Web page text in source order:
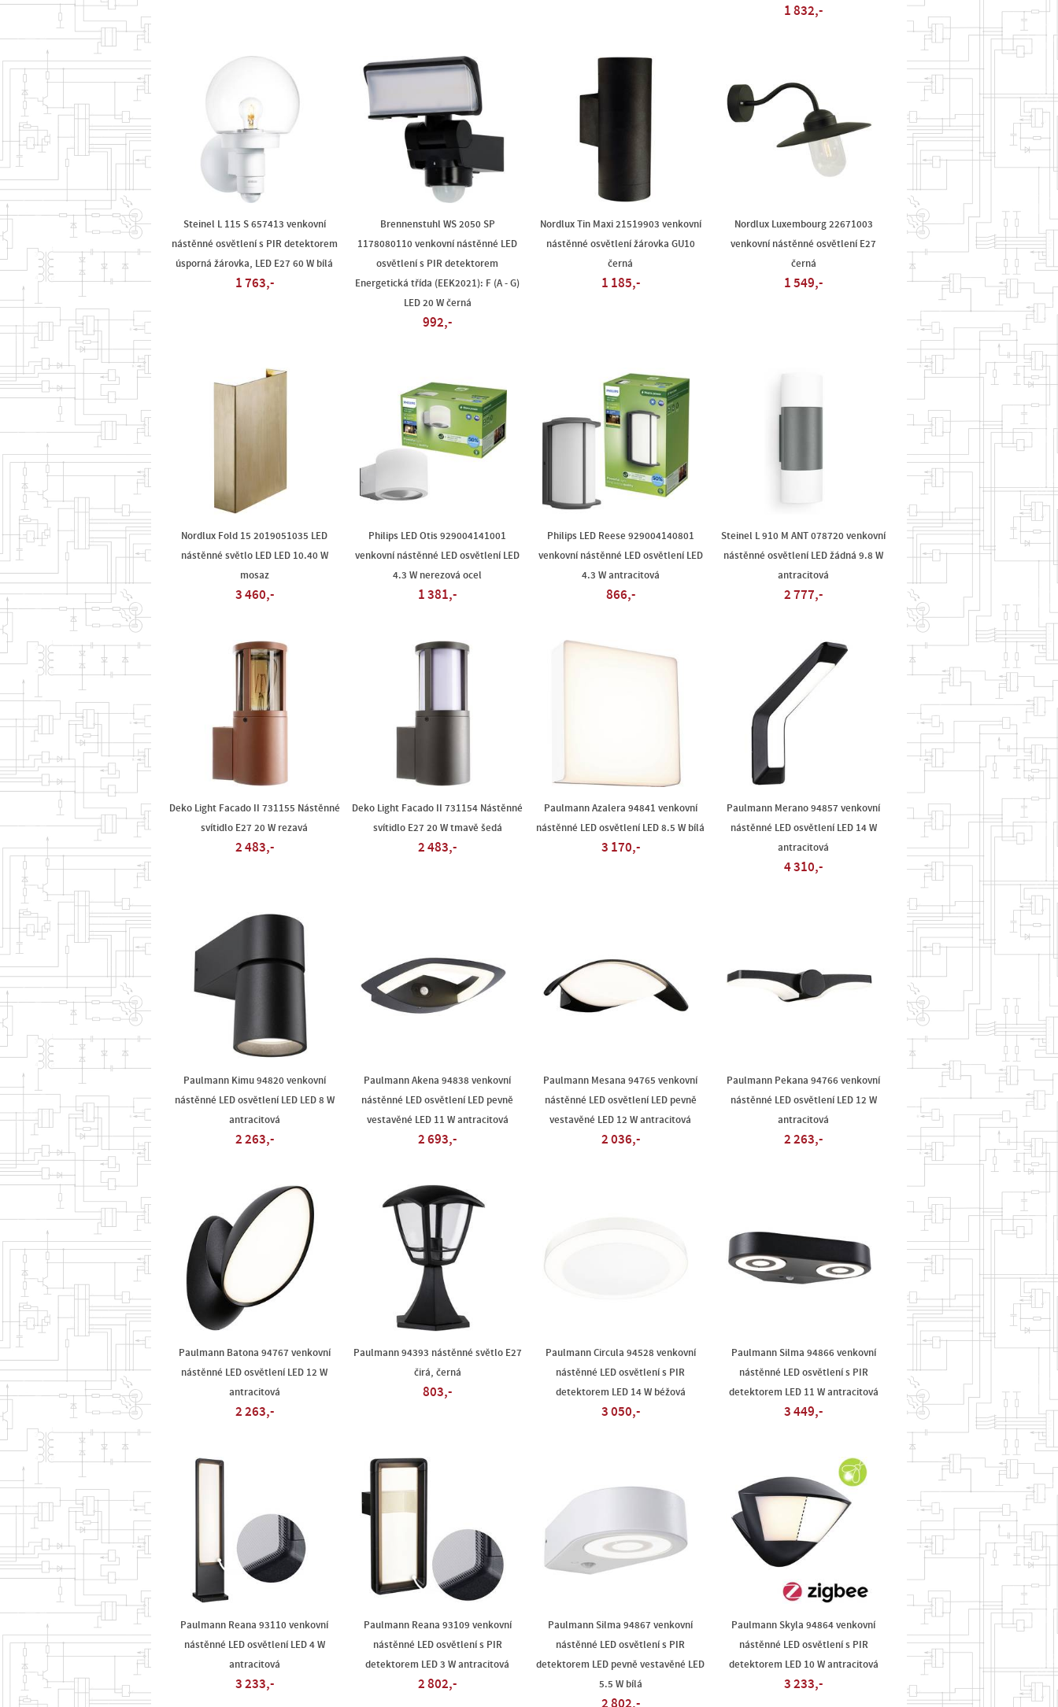
1 832,-
Steinel L 115 S 657413 venkovní
nástěnné osvětlení s PIR detektorem
úsporná žárovka, LED E27 60 W bílá
1 763,-
Brennenstuhl WS 2050 SP
1178080110 venkovní nástěnné LED
osvětlení s PIR detektorem
Energetická třída (EEK2021): F (A - G)
LED 20 W černá
992,-
Nordlux Tin Maxi 21519903 venkovní
nástěnné osvětlení žárovka GU10
černá
1 185,-
Nordlux Luxembourg 22671003
venkovní nástěnné osvětlení E27
černá
1 549,-
Nordlux Fold 15 2019051035 LED
nástěnné světlo LED LED 10.40 W
mosaz
3 460,-
Philips LED Otis 929004141001
venkovní nástěnné LED osvětlení LED
4.3 W nerezová ocel
1 381,-
Philips LED Reese 929004140801
venkovní nástěnné LED osvětlení LED
4.3 W antracitová
866,-
Steinel L 910 M ANT 078720 venkovní
nástěnné osvětlení LED žádná 9.8 W
antracitová
2 777,-
Deko Light Facado II 731155 Nástěnné
svítidlo E27 20 W rezavá
2 483,-
Deko Light Facado II 731154 Nástěnné
svítidlo E27 20 W tmavě šedá
2 483,-
Paulmann Azalera 94841 venkovní
nástěnné LED osvětlení LED 8.5 W bílá
3 170,-
Paulmann Merano 94857 venkovní
nástěnné LED osvětlení LED 14 W
antracitová
4 310,-
Paulmann Kimu 94820 venkovní
nástěnné LED osvětlení LED LED 8 W
antracitová
2 263,-
Paulmann Akena 94838 venkovní
nástěnné LED osvětlení LED pevně
vestavěné LED 11 W antracitová
2 693,-
Paulmann Mesana 94765 venkovní
nástěnné LED osvětlení LED pevně
vestavěné LED 12 W antracitová
2 036,-
Paulmann Pekana 94766 venkovní
nástěnné LED osvětlení LED 12 W
antracitová
2 263,-
Paulmann Batona 94767 venkovní
nástěnné LED osvětlení LED 12 W
antracitová
2 263,-
Paulmann 94393 nástěnné světlo E27
čirá, černá
803,-
Paulmann Circula 94528 venkovní
nástěnné LED osvětlení s PIR
detektorem LED 14 W béžová
3 050,-
Paulmann Silma 94866 venkovní
nástěnné LED osvětlení s PIR
detektorem LED 11 W antracitová
3 449,-
Paulmann Reana 93110 venkovní
nástěnné LED osvětlení LED 4 W
antracitová
3 233,-
Paulmann Reana 93109 venkovní
nástěnné LED osvětlení s PIR
detektorem LED 3 W antracitová
2 802,-
Paulmann Silma 94867 venkovní
nástěnné LED osvětlení s PIR
detektorem LED pevně vestavěné LED
5.5 W bílá
2 802,-
Paulmann Skyla 94864 venkovní
nástěnné LED osvětlení s PIR
detektorem LED 10 W antracitová
3 233,-